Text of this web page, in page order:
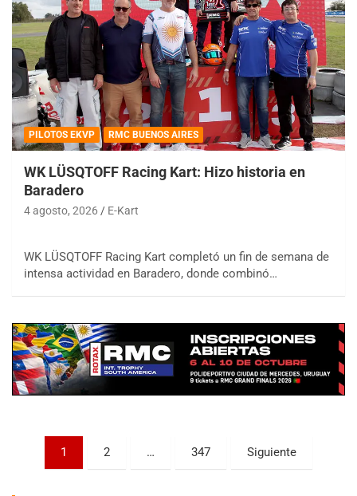
PILOTOS EKVP RMC BUENOS AIRES
WK LÜSQTOFF Racing Kart: Hizo historia en
Baradero
4 agosto, 2026 E-Kart
WK LÜSQTOFF Racing Kart completó un fin de semana de
intensa actividad en Baradero, donde combinó…
Paginación
1 2 … 347 Siguiente
COBERTURA ESPECIAL DE E-KART.COM.AR
08/09-AGO
Baradero (Buenos Aires)
KDO - F6
Ciudad de Trenque Lauquen (Asfalto)
Trenque Lauquen (Buenos Aires)
Villaguay (Entre Ríos)